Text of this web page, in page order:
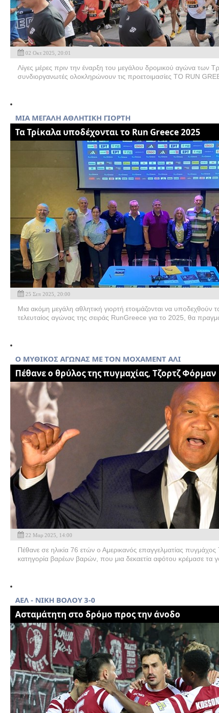
02 Οκτ 2025, 20:01
Λίγες μέρες πριν την έναρξη του μεγάλου δρομικού αγώνα των
συνδιοργανωτές ολοκληρώνουν τις προετοιμασίες ΤΟ RUN
ΜΙΑ ΜΕΓΑΛΗ ΑΘΛΗΤΙΚΗ ΓΙΟΡΤΗ
Τα Τρίκαλα υποδέχονται το Run Greece 2025
25 Σεπ 2025, 20:00
Μια ακόμη μεγάλη αθλητική γιορτή ετοιμάζονται να
τελευταίος αγώνας της σειράς RunGreece για το 2025, θα
O MYΘΙΚΟΣ ΑΓΩΝΑΣ ΜΕ ΤΟΝ ΜΟΧΑΜΕΝΤ ΑΛΙ
Πέθανε ο θρύλος της πυγμαχίας, Τζορτζ Φόρμαν
22 Μαρ 2025, 14:00
Πέθανε σε ηλικία 76 ετών ο Αμερικανός επαγγελματίας
κατηγορία βαρέων βαρών, που μια δεκαετία αφότου κρέμασε τα
ΑΕΛ - ΝΙΚΗ ΒΟΛΟΥ 3-0
Ασταμάτητη στο δρόμο προς την άνοδο